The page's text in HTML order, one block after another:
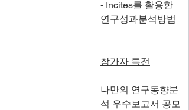
- Incites를 활용한
연구성과분석방법
참가자 특전
나만의 연구동향분
석 우수보고서 공모